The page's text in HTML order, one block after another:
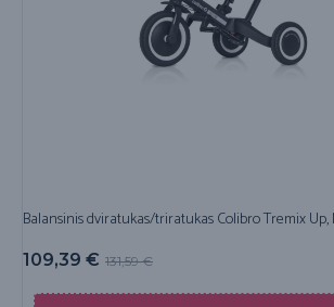
Balansinis dviratukas/triratukas Colibro Tremix Up,
131,59€
109,39 €